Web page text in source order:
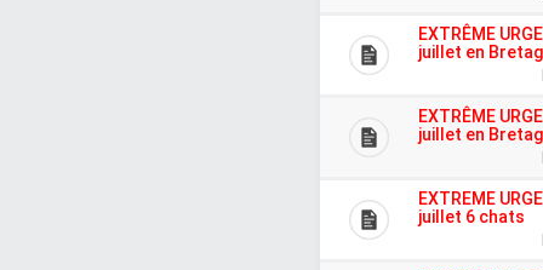
EXTRÊME
juillet en
EXTRÊME
juillet en
EXTREME
juillet 6 chats